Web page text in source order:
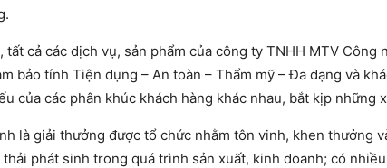
tất cả các dịch vụ, sản phẩm của công ty TNHH MTV
bảo tính Tiện dụng – An toàn – Thẩm mỹ – Đa dạng và
của các phân khúc khách hàng khác nhau, bắt kịp những
là giải thưởng được tổ chức nhằm tôn vinh, khen thưởng
phát sinh trong quá trình sản xuất, kinh doanh; có